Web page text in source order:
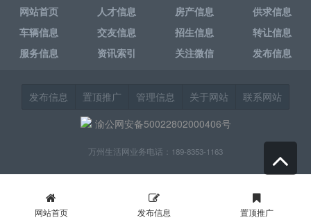
网站首页 人才信息 房产信息
供求信息
车辆信息
交友信息 招生信息
转让信息
服务信息
资讯索引 关注微信 发布信息
发布信息 置顶推广 管理信息 关于网站
联系网站
渝公网安备50022802000406号
万州生活网业务电话：189-8353-1163
网站首页 发布信息 置顶推广